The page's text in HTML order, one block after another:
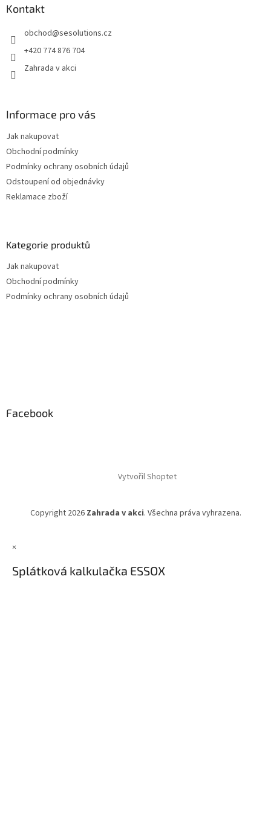
Kontakt
obchod@sesolutions.cz
+420 774 876 704
Zahrada v akci
Informace pro vás
Jak nakupovat
Obchodní podmínky
Podmínky ochrany osobních údajů
Odstoupení od objednávky
Reklamace zboží
Kategorie produktů
Jak nakupovat
Obchodní podmínky
Podmínky ochrany osobních údajů
Facebook
Vytvořil Shoptet
Copyright 2026 Zahrada v akci. Všechna práva vyhrazena.
×
Splátková kalkulačka ESSOX